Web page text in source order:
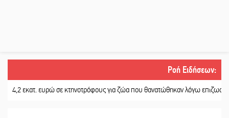
Ροή Ειδήσεων:
ευρώ σε κτηνοτρόφους για ζώα που θανατώθηκαν λόγω επιζωοτιών ||